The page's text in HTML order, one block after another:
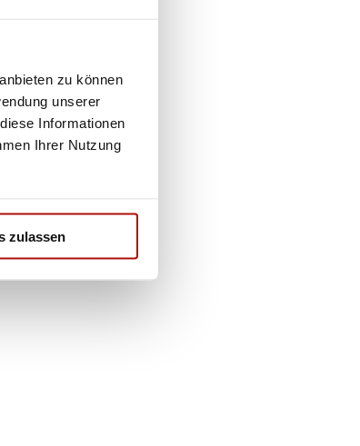
zu können
unserer
Informationen
Ihrer Nutzung
zulassen